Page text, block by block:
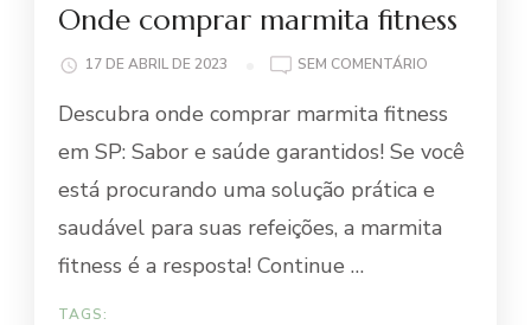
Onde comprar marmita fitness
17 DE ABRIL DE 2023 SEM COMENTÁRIO
COMPRAR
MARMITA
FITNESS
Descubra onde comprar marmita fitness
em SP: Sabor e saúde garantidos! Se você
está procurando uma solução prática e
saudável para suas refeições, a marmita
fitness é a resposta! Continue …
TAGS: